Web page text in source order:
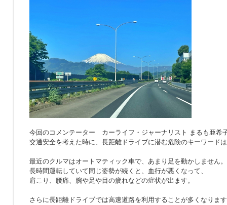
今回のコメンテーター カーライフ・ジャーナリスト まるも亜希
交通安全を考えた時に、長距離ドライブに潜む危険のキーワード
最近のクルマはオートマティック車で、あまり足を動かしません。
長時間運転していて同じ姿勢が続くと、血行が悪くなって、
肩こり、腰痛、腕や足や目の疲れなどの症状が出ます。
さらに長距離ドライブでは高速道路を利用することが多くなりま